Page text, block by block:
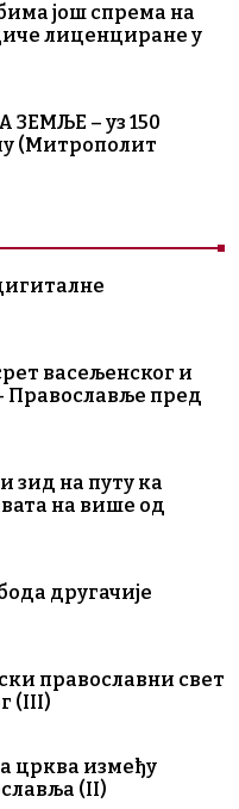
још спрема на
лиценциране у
– уз 150
(Митрополит
васељенског и
Православље пред
зид на путу ка
на више од
другачије
православни свет
(III)
црква између
(II)